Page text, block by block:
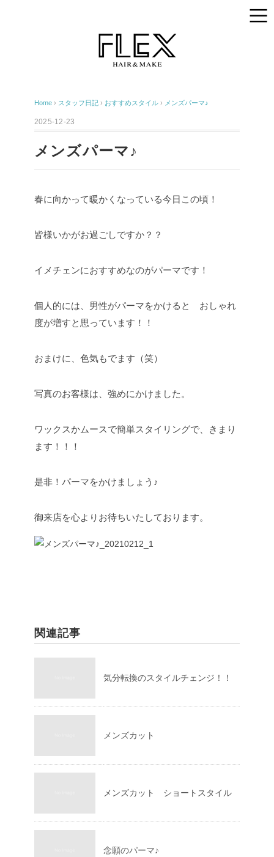
Home › スタッフ日記 › おすすめスタイル › メンズパーマ♪
2025-12-23
メンズパーマ♪
春に向かって暖かくなっている今日この頃！
皆様いかがお過ごしですか？？
イメチェンにおすすめなのがパーマです！
個人的には、男性がパーマをかけると おしゃれ
度が増すと思っています！！
おまけに、色気もでます（笑）
写真のお客様は、強めにかけました。
ワックスかムースで簡単スタイリングで、きまり
ます！！！
是非！パーマをかけましょう♪
御来店を心よりお待ちいたしております。
関連記事
気分転換のスタイルチェンジ！！
メンズカット
メンズカット ショートスタイル
念願のパーマ♪